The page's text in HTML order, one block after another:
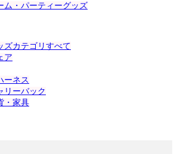
ム・パーティーグッズ
ズカテゴリすべて
ア
ーネス
リーバック
・家具